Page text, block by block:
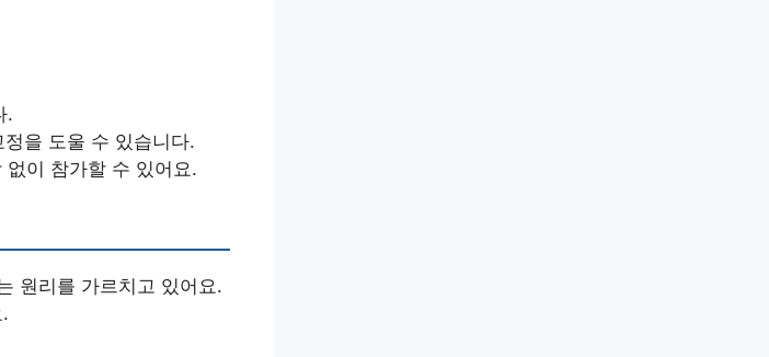
.
을 도울 수 있습니다.
이 참가할 수 있어요.
원리를 가르치고 있어요.